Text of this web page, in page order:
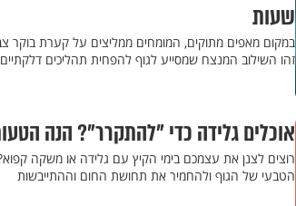
שעות
במקום מאפים מתוקים, המומחים ממליצים על קערת בוקר
זהו השילוב המנצח שמסייע לגוף להפחית תהליכים דלקתיים
אוכלים גלידה כדי "להתקרר"? הנה
רוצים לצנן את עצמכם בימי הקיץ עם גלידה או משקה
הטבעי של הגוף ולהחמיר את תחושת החום וההתייבשות